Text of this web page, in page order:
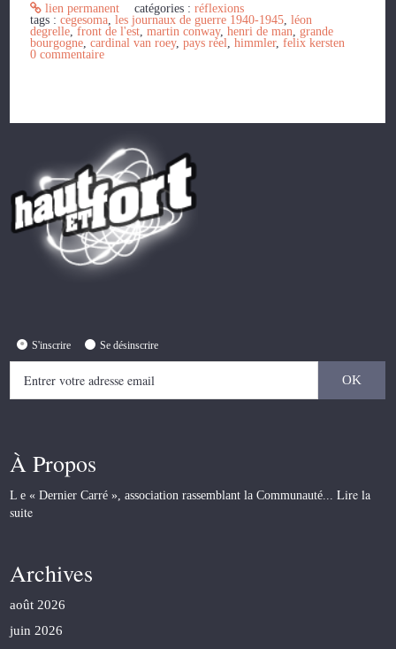
S'inscrire Se désinscrire
À Propos
L e « Dernier Carré », association rassemblant la Communauté... Lire la
suite
Archives
août 2026
juin 2026
lien permanent catégories :réflexions
tags :cegesoma ,les journaux de guerre 1940-1945 ,léon
degrelle ,front de l'est ,martin conway,henri de man ,grande
bourgogne ,cardinal van roey,pays réel ,himmler,felix kersten
0 commentaire